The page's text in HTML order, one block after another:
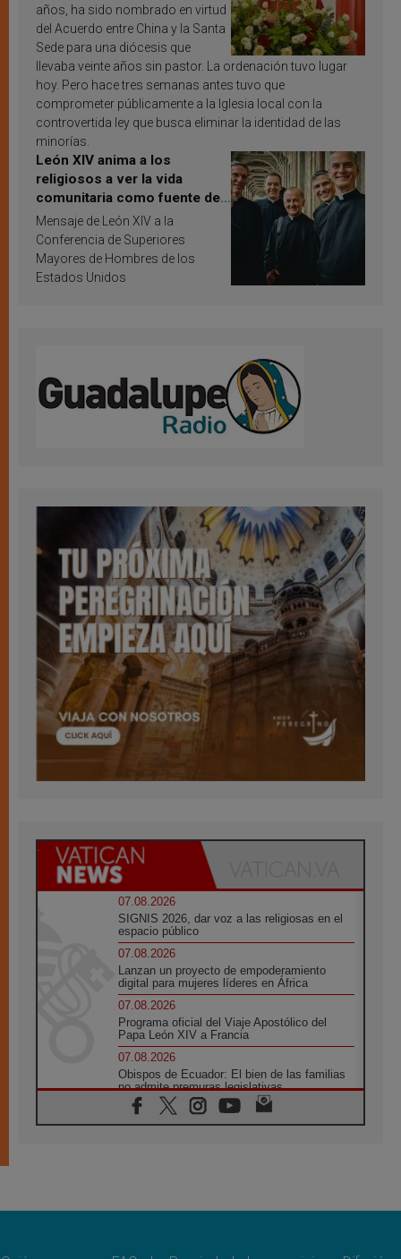
años, ha sido nombrado en virtud
del Acuerdo entre China y la Santa
Sede para una diócesis que
llevaba veinte años sin pastor. La ordenación tuvo lugar
hoy. Pero hace tres semanas antes tuvo que
comprometer públicamente a la Iglesia local con la
controvertida ley que busca eliminar la identidad de las
minorías.
León XIV anima a los
religiosos a ver la vida
comunitaria como fuente de
inspiración y santificación
Mensaje de León XIV a la
Conferencia de Superiores
Mayores de Hombres de los
Estados Unidos
07.08.2026
SIGNIS 2026, dar voz a las religiosas en el
espacio público
07.08.2026
Lanzan un proyecto de empoderamiento
digital para mujeres líderes en África
07.08.2026
Programa oficial del Viaje Apostólico del
Papa León XIV a Francia
07.08.2026
Obispos de Ecuador: El bien de las familias
no admite premuras legislativas
06.08.2026
Cardenal Parolin: La paz comienza con la
06.08.2026